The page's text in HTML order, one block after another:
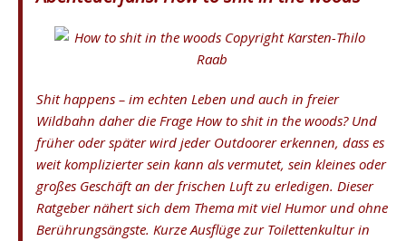
Shit happens – im echten Leben und auch in freier
Wildbahn daher die Frage How to shit in the woods?Und
früher oder später wird jeder Outdoorer erkennen, dass es
weit komplizierter sein kann als vermutet, sein kleines oder
großes Geschäft an der frischen Luft zu erledigen. Dieser
Ratgeber nähert sich dem Thema mit viel Humor und ohne
Berührungsängste. Kurze Ausflüge zur Toilettenkultur in